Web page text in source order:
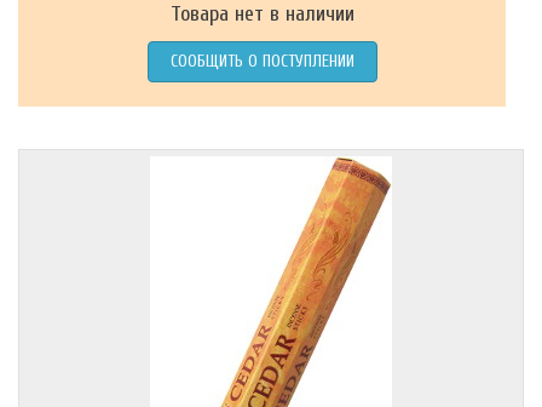
Товара нет в наличии
СООБЩИТЬ О ПОСТУПЛЕНИИ